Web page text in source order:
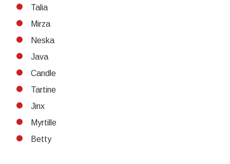
Talia
Mirza
Neska
Java
Candle
Tartine
Jinx
Myrtille
Betty